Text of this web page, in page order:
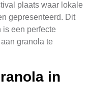
plaats waar lokale
gepresenteerd. Dit
is een perfecte
granola te
in